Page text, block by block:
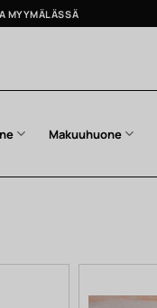
MYYMÄLÄSSÄ
Makuuhuone